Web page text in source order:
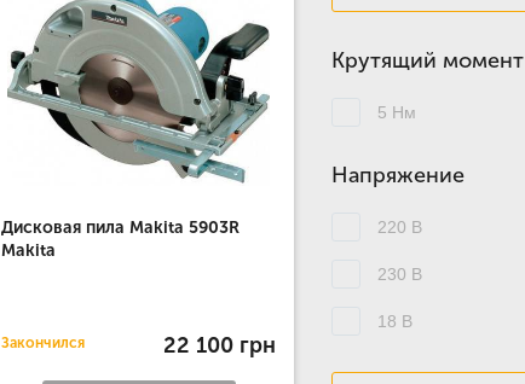
Дисковая пила Makita 5903R
Makita
Закончился 22 100 грн
Крутящий момент
5 Нм
Напряжение
220 В
230 В
18 В